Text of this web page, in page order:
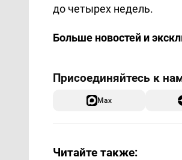
до четырех недель.
Больше новостей и
Max
Читайте также: